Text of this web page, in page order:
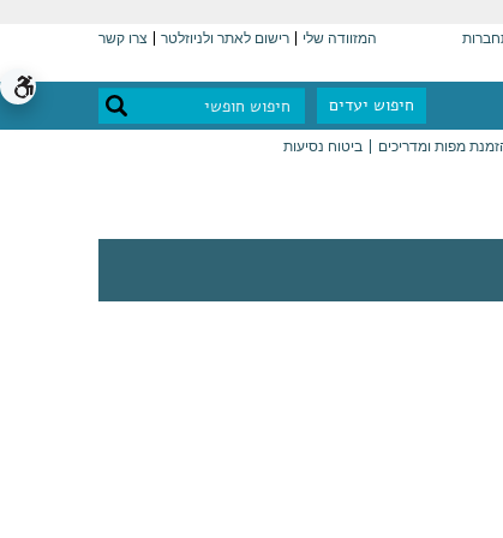
המזוודה שלי רישום לאתר ולניוזלטר צרו קשר
חיפוש יעדים
מפות ומדריכים ביטוח נסיעות